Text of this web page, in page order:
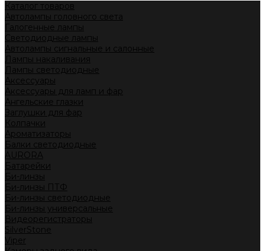
Каталог товаров
Автолампы головного света
Галогенные лампы
Светодиодные лампы
Автолампы сигнальные и салонные
Лампы накаливания
Лампы светодиодные
Аксессуары
Аксессуары для ламп и фар
Ангельские глазки
Заглушки для фар
Колпачки
Ароматизаторы
Балки светодиодные
AURORA
Батарейки
Би-линзы
Би-линзы ПТФ
Би-линзы светодиодные
Би-линзы универсальные
Видеорегистраторы
SilverStone
Viper